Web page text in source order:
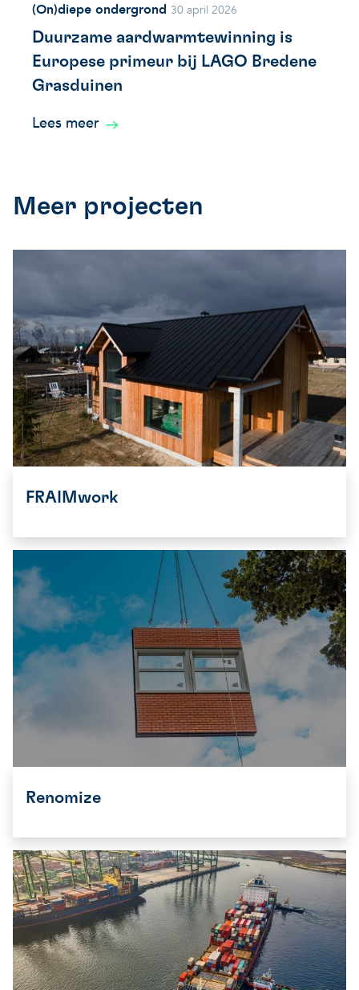
(On)diepe ondergrond 30 april 2026
Duurzame aardwarmtewinning is
Europese primeur bij LAGO Bredene
Grasduinen
Lees meer
Meer projecten
FRAIMwork
Renomize